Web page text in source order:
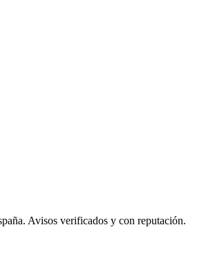
Avisos verificados y con reputación.